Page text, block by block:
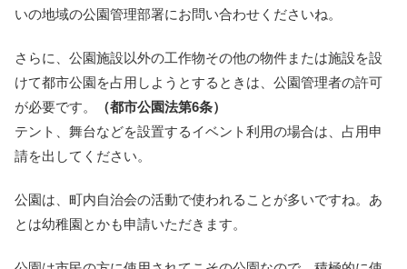
いの地域の公園管理部署にお問い合わせくださいね。
さらに、公園施設以外の工作物その他の物件または施設を設
けて都市公園を占用しようとするときは、公園管理者の許可
が必要です。
（都市公園法第6条）
テント、舞台などを設置するイベント利用の場合は、占用申
請を出してください。
公園は、町内自治会の活動で使われることが多いですね。あ
とは幼稚園とかも申請いただきます。